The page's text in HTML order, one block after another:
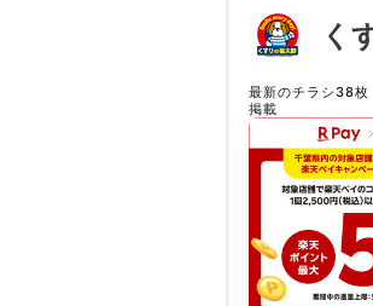
く
最新のチラシ38枚
掲載